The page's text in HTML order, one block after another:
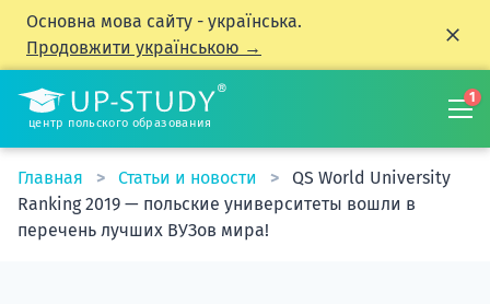
Основна мова сайту - українська.
Продовжити українською →
центр польского образования
1
Главная Статьи и новости
QS World University
Ranking 2019 — польские университеты вошли в
перечень лучших ВУЗов мира!